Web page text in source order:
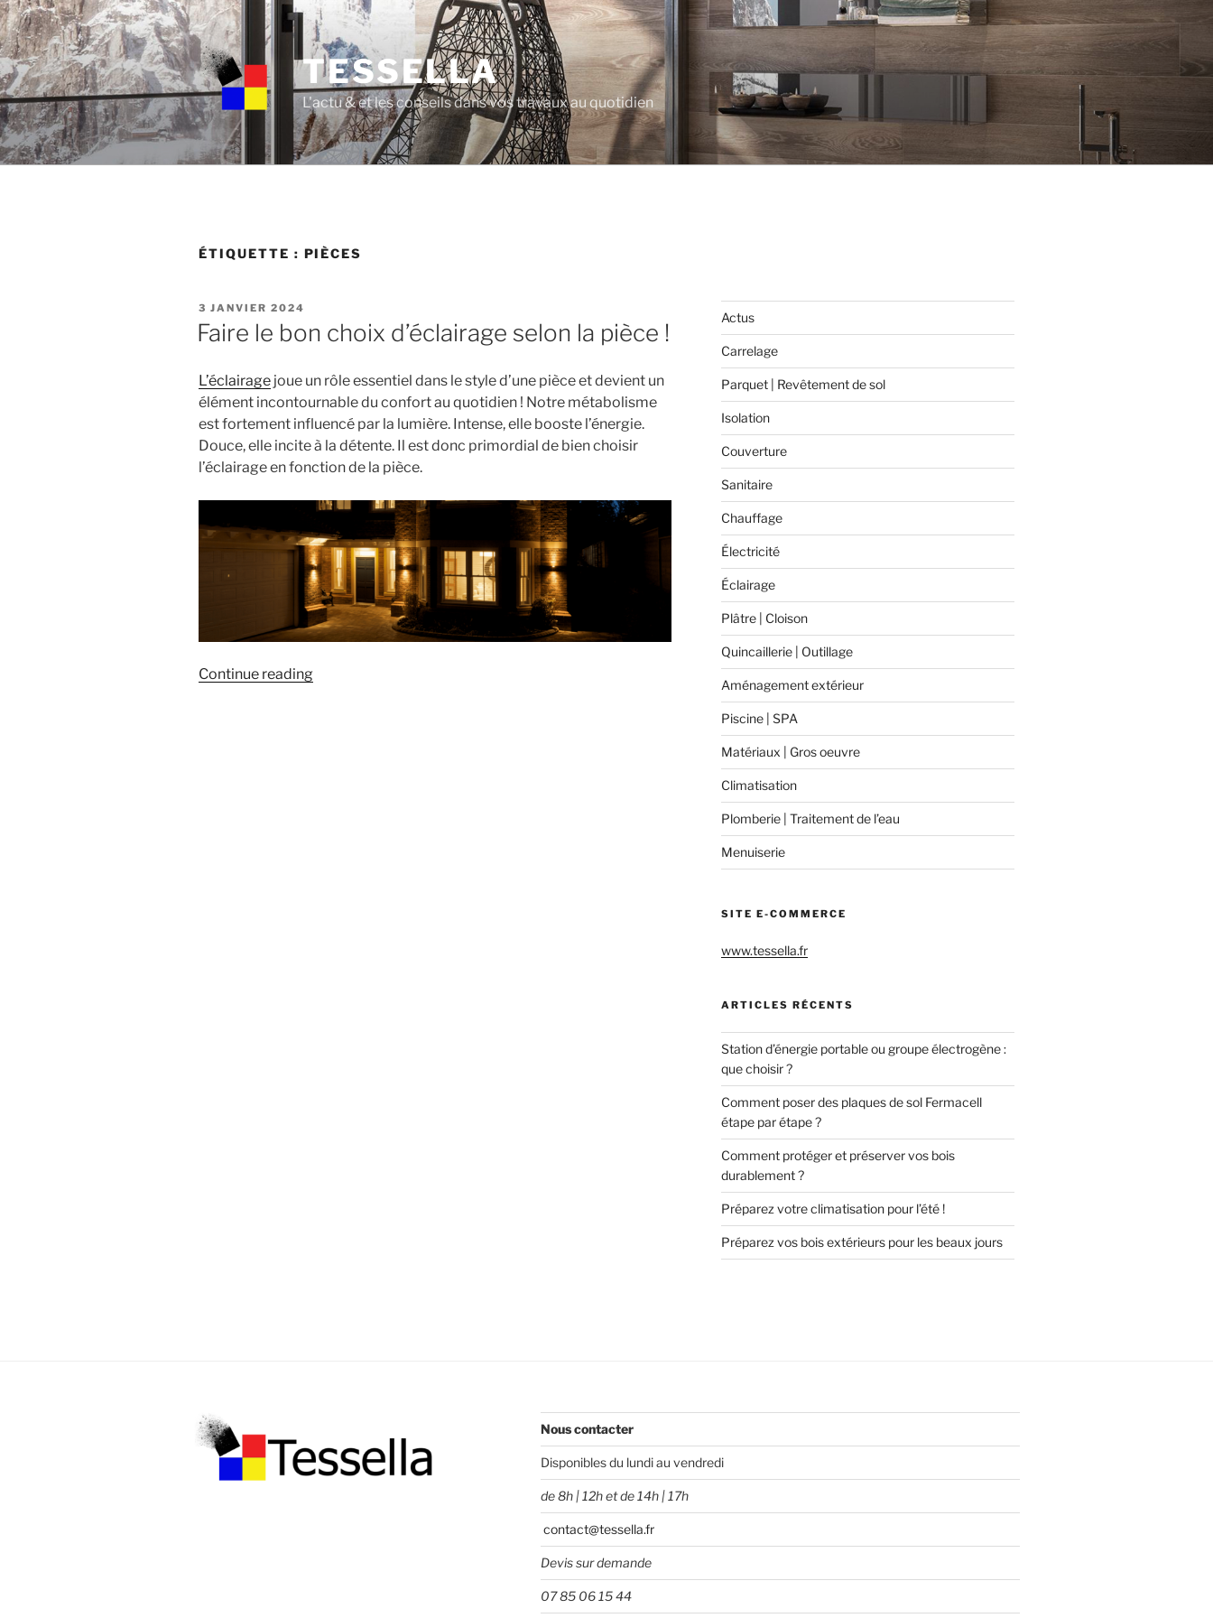
Skip
to
content
TESSELLA
L'actu & et les conseils dans vos travaux au quotidien
ÉTIQUETTE : PIÈCES
POSTED
ON
3 JANVIER 2024
Faire le bon choix d’éclairage selon la pièce !
L’éclairage joue un rôle essentiel dans le style d’une pièce et devient un
élément incontournable du confort au quotidien ! Notre métabolisme
est fortement influencé par la lumière. Intense, elle booste l’énergie.
Douce, elle incite à la détente. Il est donc primordial de bien choisir
l’éclairage en fonction de la pièce.
Continue reading« Faire
Actus
Carrelage
Parquet | Revêtement de sol
Isolation
Couverture
Sanitaire
Chauffage
Électricité
Éclairage
Plâtre | Cloison
Quincaillerie | Outillage
Aménagement extérieur
Piscine | SPA
Matériaux | Gros oeuvre
Climatisation
Plomberie | Traitement de l’eau
Menuiserie
SITE E-COMMERCE
www.tessella.fr
ARTICLES RÉCENTS
Station d’énergie portable ou groupe électrogène :
que choisir ?
Comment poser des plaques de sol Fermacell
étape par étape ?
Comment protéger et préserver vos bois
durablement ?
Préparez votre climatisation pour l’été !
Préparez vos bois extérieurs pour les beaux jours
Nous contacter
Disponibles du lundi au vendredi
de 8h | 12h et de 14h | 17h
contact@tessella.fr
Devis sur demande
07 85 06 15 44